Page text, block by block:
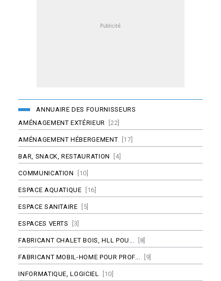
ANNUAIRE DES FOURNISSEURS
AMÉNAGEMENT EXTÉRIEUR [22]
AMÉNAGEMENT HÉBERGEMENT [17]
BAR, SNACK, RESTAURATION [4]
COMMUNICATION [10]
ESPACE AQUATIQUE [16]
ESPACE SANITAIRE [5]
ESPACES VERTS [3]
FABRICANT CHALET BOIS, HLL POU... [8]
FABRICANT MOBIL-HOME POUR PROF... [9]
INFORMATIQUE, LOGICIEL [10]